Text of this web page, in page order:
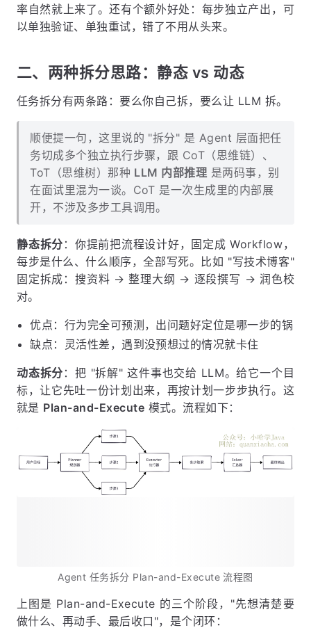
率自然就上来了。还有个额外好处：每步独立产出，可
以单独验证、单独重试，错了不用从头来。
二、两种拆分思路：静态 vs 动态
任务拆分有两条路：要么你自己拆，要么让 LLM 拆。
顺便提一句，这里说的 "拆分" 是 Agent 层面把任
务切成多个独立执行步骤，跟 CoT（思维链）、
ToT（思维树）那种 LLM 内部推理 是两码事，别
在面试里混为一谈。CoT 是一次生成里的内部展
开，不涉及多步工具调用。
静态拆分 ：你提前把流程设计好，固定成 Workflow，
每步是什么、什么顺序，全部写死。比如 "写技术博客"
固定拆成：搜资料 → 整理大纲 → 逐段撰写 → 润色校
对。
优点：行为完全可预测，出问题好定位是哪一步的锅
缺点：灵活性差，遇到没预想过的情况就卡住
动态拆分 ：把 "拆解" 这件事也交给 LLM。给它一个目
标，让它先吐一份计划出来，再按计划一步步执行。这
就是 Plan-and-Execute 模式。流程如下：
Agent 任务拆分 Plan-and-Execute 流程图
上图是 Plan-and-Execute 的三个阶段，"先想清楚要
做什么、再动手、最后收口"，是个闭环：